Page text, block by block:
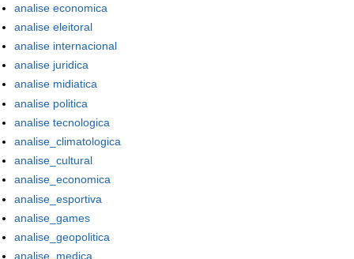
analise economica
analise eleitoral
analise internacional
analise juridica
analise midiatica
analise politica
analise tecnologica
analise_climatologica
analise_cultural
analise_economica
analise_esportiva
analise_games
analise_geopolitica
analise_medica